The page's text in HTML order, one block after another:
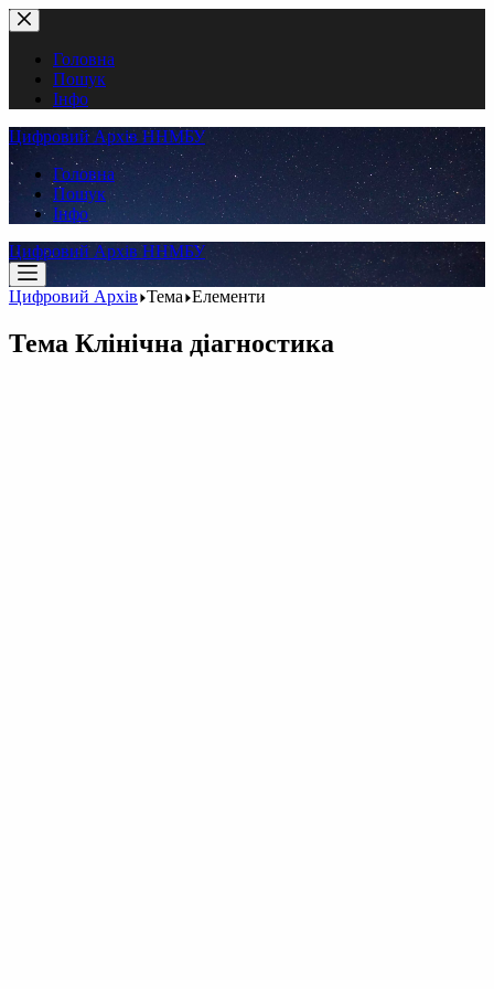
Перейти
до
вмістуГоловна
Пошук
Інфо
Цифровий Архів ННМБУ
Головна
Пошук
Інфо
Цифровий Архів ННМБУ
Цифровий Архів Тема Елементи
Тема Клінічна діагностика